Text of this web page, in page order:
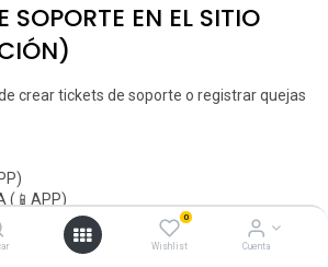
0
Wishlist Cuenta
SOPORTE EN EL SITIO
crear tickets de soporte o registrar quejas
(📱APP)
(📱APP)